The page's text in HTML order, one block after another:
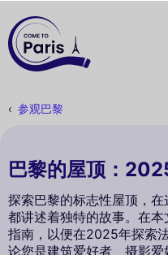
参观巴黎
巴黎的屋顶：
探索巴黎的标志性屋顶，
都讲述着独特的故事。在
指南，以便在2025年探索
论您是建筑爱好者、摄影